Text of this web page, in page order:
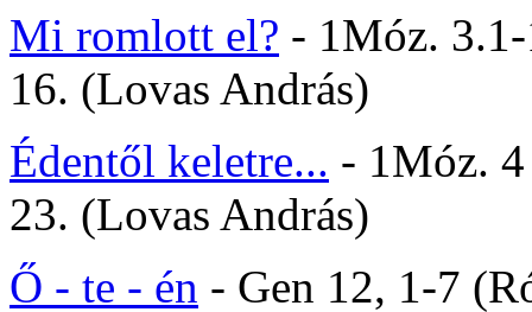
Mi romlott el? - 1Móz.
16. (Lovas András)
Édentől keletre... - 1Móz.
23. (Lovas András)
Ő - te - én - Gen 12, 1-7